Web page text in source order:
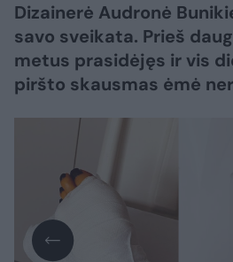
Dizainerė Audronė
savo sveikata. Prieš
metus prasidėjęs ir vis
piršto skausmas ėmė